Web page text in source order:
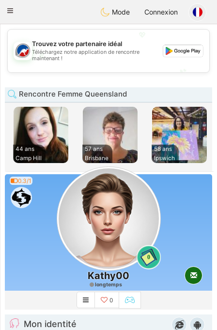
AustraliaChat
Toggle
Mode Connexion
💖
Trouvez votre partenaire idéal
Téléchargez notre application de rencontre
maintenant !
Rencontre Femme Queensland
44 ans
Camp Hill
57 ans
Brisbane
58 ans
Ipswich
0.3/1
0
Kathy00
longtemps
0
Mon identité